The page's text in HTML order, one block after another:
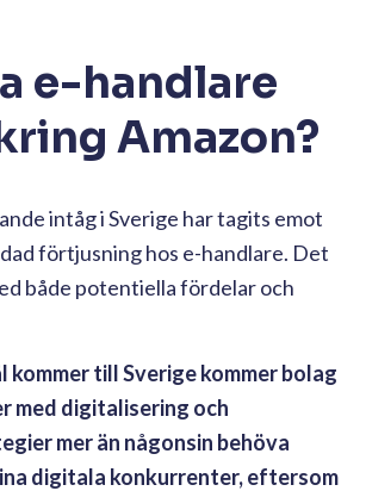
e-handlare
Amazon?
intåg i Sverige har tagits emot
förtjusning hos e-handlare. Det
både potentiella fördelar och
kommer till Sverige kommer bolag
med digitalisering och
mer än någonsin behöva
digitala konkurrenter, eftersom